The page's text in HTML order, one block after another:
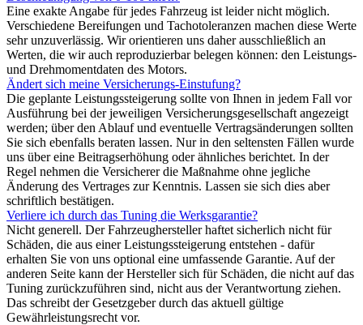
Eine exakte Angabe für jedes Fahrzeug ist leider nicht möglich.
Verschiedene Bereifungen und Tachotoleranzen machen diese Werte
sehr unzuverlässig. Wir orientieren uns daher ausschließlich an
Werten, die wir auch reproduzierbar belegen können: den Leistungs-
und Drehmomentdaten des Motors.
Ändert sich meine Versicherungs-Einstufung?
Die geplante Leistungssteigerung sollte von Ihnen in jedem Fall vor
Ausführung bei der jeweiligen Versicherungsgesellschaft angezeigt
werden; über den Ablauf und eventuelle Vertragsänderungen sollten
Sie sich ebenfalls beraten lassen. Nur in den seltensten Fällen wurde
uns über eine Beitragserhöhung oder ähnliches berichtet. In der
Regel nehmen die Versicherer die Maßnahme ohne jegliche
Änderung des Vertrages zur Kenntnis. Lassen sie sich dies aber
schriftlich bestätigen.
Verliere ich durch das Tuning die Werksgarantie?
Nicht generell. Der Fahrzeughersteller haftet sicherlich nicht für
Schäden, die aus einer Leistungssteigerung entstehen - dafür
erhalten Sie von uns optional eine umfassende Garantie. Auf der
anderen Seite kann der Hersteller sich für Schäden, die nicht auf das
Tuning zurückzuführen sind, nicht aus der Verantwortung ziehen.
Das schreibt der Gesetzgeber durch das aktuell gültige
Gewährleistungsrecht vor.